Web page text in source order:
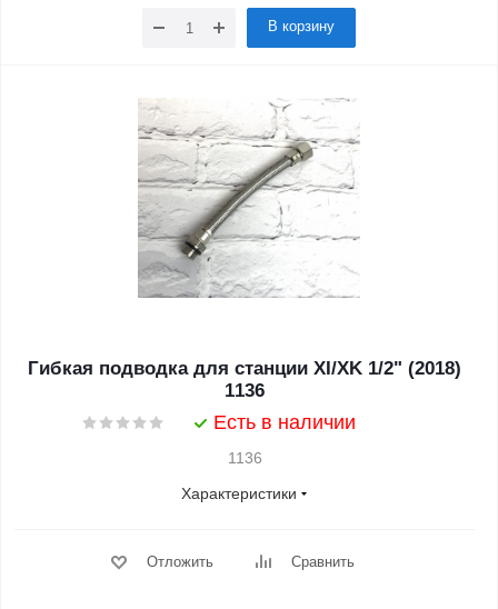
В корзину
Гибкая подводка для станции XI/XK 1/2" (2018)
1136
Есть в наличии
1136
Характеристики
Отложить Сравнить